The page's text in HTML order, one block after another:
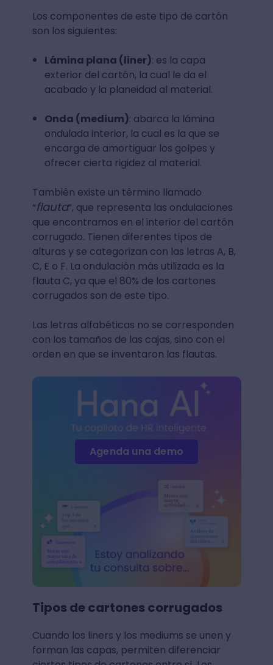
Los componentes de este tipo de cartón
son los siguientes:
Lámina plana (liner): es la capa
exterior del cartón, la cual le da el
acabado y la planeidad al material.
Onda (medium): abarca la lámina
ondulada interior, la cual es la que se
encarga de amortiguar los golpes y
ofrecer cierta rigidez al material.
También existe un término llamado
“flauta”, que representa las ondulaciones
que encontramos en el interior del cartón
corrugado. Tienen diferentes tipos de
alturas y se categorizan con las letras A, B,
C, E o F. La ondulación más utilizada es la
flauta C, ya que el 80% de los cartones
corrugados son de este tipo.
Las letras alfabéticas no se corresponden
con los tamaños de las cajas, sino con el
orden en que se inventaron las flautas.
Agenda una demo
Tipos de cartones corrugados
Cuando los liners y los mediums se unen y
forman las capas, permiten diferenciar